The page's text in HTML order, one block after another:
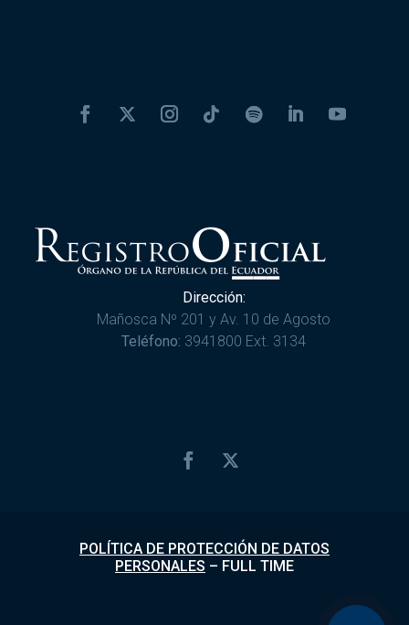
Dirección:
Mañosca Nº 201 y Av. 10 de Agosto
Teléfono: 3941800 Ext. 3134
POLÍTICA DE PROTECCIÓN DE DATOS
PERSONALES – FULL TIME